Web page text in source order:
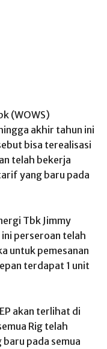
(WOWS)
akhir tahun ini
bisa terealisasi
telah bekerja
yang baru pada
Tbk Jimmy
perseroan telah
untuk pemesanan
terdapat 1 unit
akan terlihat di
Rig telah
pada semua